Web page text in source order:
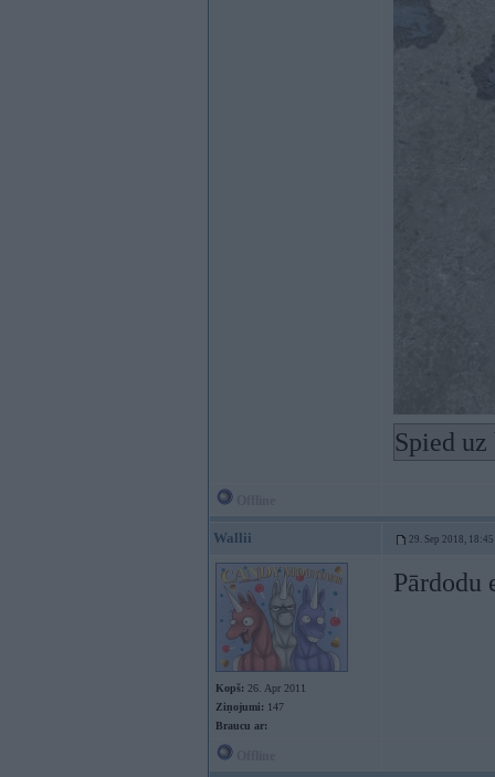
Spied
Wallii 29. Sep 2018, 18:45
Kopš: 26. Apr 2011
Ziņojumi: 147
Braucu ar:
Pārdodu